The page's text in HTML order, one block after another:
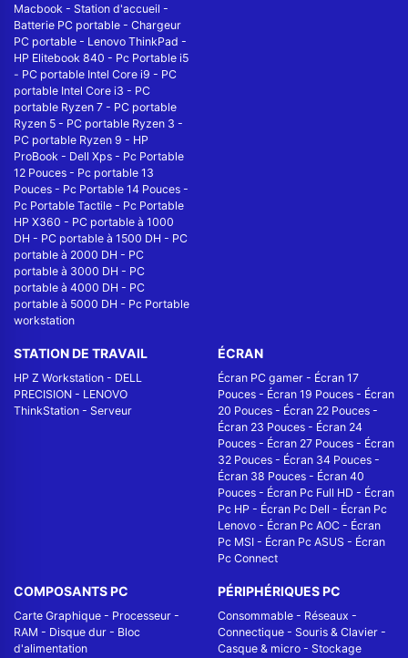
Macbook - Station d'accueil -
Batterie PC portable - Chargeur
PC portable - Lenovo ThinkPad -
HP Elitebook 840 - Pc Portable i5
- PC portable Intel Core i9 - PC
portable Intel Core i3 - PC
portable Ryzen 7 - PC portable
Ryzen 5 - PC portable Ryzen 3 -
PC portable Ryzen 9 - HP
ProBook - Dell Xps - Pc Portable
12 Pouces - Pc portable 13
Pouces - Pc Portable 14 Pouces -
Pc Portable Tactile - Pc Portable
HP X360 - PC portable à 1000
DH - PC portable à 1500 DH - PC
portable à 2000 DH - PC
portable à 3000 DH - PC
portable à 4000 DH - PC
portable à 5000 DH - Pc Portable
workstation
STATION DE TRAVAIL
HP Z Workstation - DELL
PRECISION - LENOVO
ThinkStation - Serveur
ÉCRAN
Écran PC gamer - Écran 17
Pouces - Écran 19 Pouces - Écran
20 Pouces - Écran 22 Pouces -
Écran 23 Pouces - Écran 24
Pouces - Écran 27 Pouces - Écran
32 Pouces - Écran 34 Pouces -
Écran 38 Pouces - Écran 40
Pouces - Écran Pc Full HD - Écran
Pc HP - Écran Pc Dell - Écran Pc
Lenovo - Écran Pc AOC - Écran
Pc MSI - Écran Pc ASUS - Écran
Pc Connect
COMPOSANTS PC
Carte Graphique - Processeur -
RAM - Disque dur - Bloc
d'alimentation
PÉRIPHÉRIQUES PC
Consommable - Réseaux -
Connectique - Souris & Clavier -
Casque & micro - Stockage